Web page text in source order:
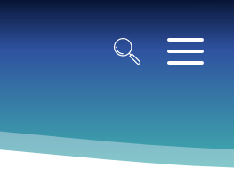
cookies